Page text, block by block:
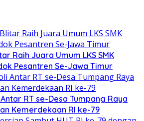
Raih Juara Umum LKS SMK
Pesantren Se-Jawa Timur
RT se-Desa Tumpang Raya
Kemerdekaan RI ke-79